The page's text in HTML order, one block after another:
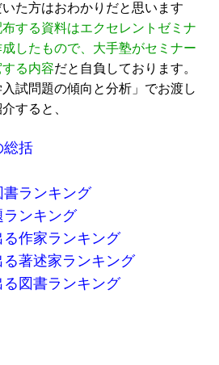
た方はおわかりだと思います
する資料はエクセレントゼミナ
したもので、大手塾がセミナー
る内容だと自負しております。
試問題の傾向と分析」でお渡し
すると、
括
ランキング
ンキング
作家ランキング
著述家ランキング
図書ランキング